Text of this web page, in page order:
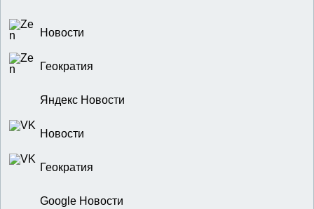
Новости
Геократия
Яндекс Новости
Новости
Геократия
Google Новости